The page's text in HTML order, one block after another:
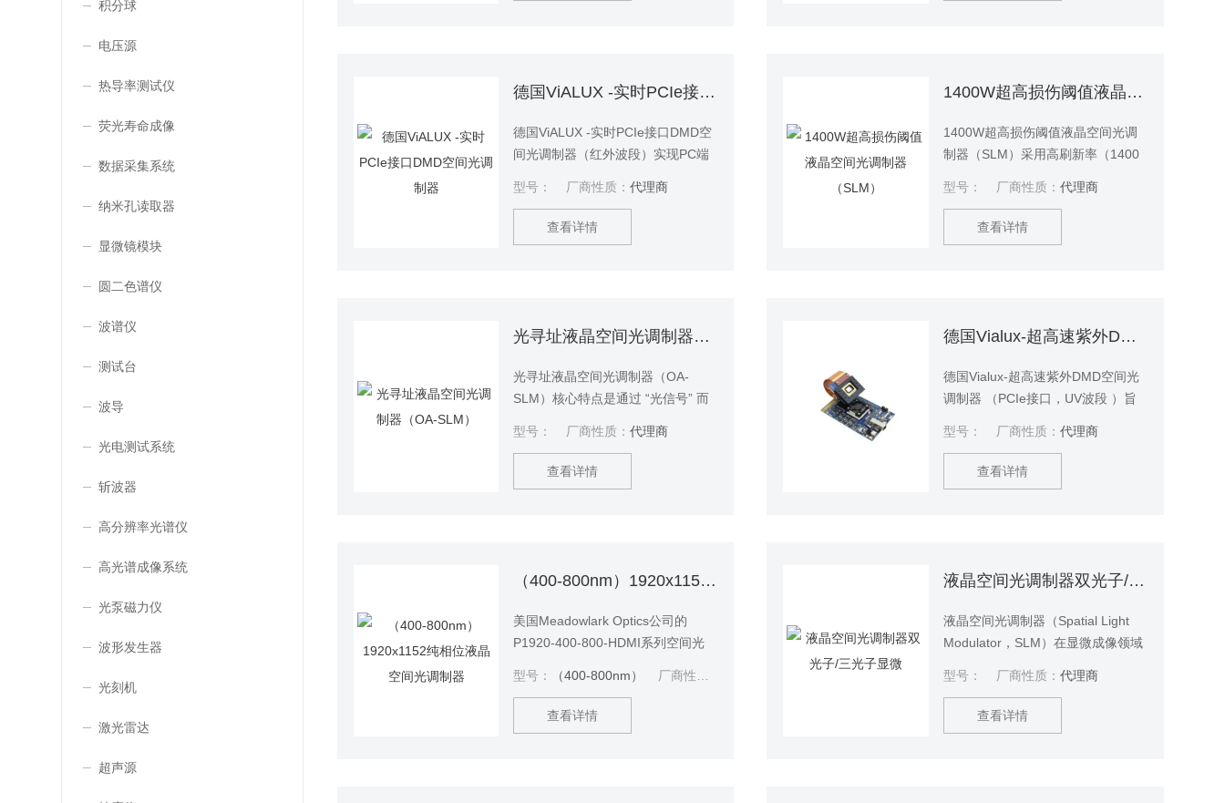
积分球
电压源
热导率测试仪
荧光寿命成像
数据采集系统
纳米孔读取器
显微镜模块
圆二色谱仪
波谱仪
测试台
波导
光电测试系统
斩波器
高分辨率光谱仪
高光谱成像系统
光泵磁力仪
波形发生器
光刻机
激光雷达
超声源
德国ViALUX -实时PCIe接口DMD空间光调制器
德国ViALUX -实时PCIe接口DMD空
间光调制器（红外波段）实现PC端
速度，支持流媒体数据传输，发挥
DLP芯片全部性能；调用PC端内
存，无数据存储量限制；动态数据
型号： 厂商性质：代理商
查看详情
1400W超高损伤阈值液晶空间光调制器（SLM）
1400W超高损伤阈值液晶空间光调
制器（SLM）采用高刷新率（1400
用户提供了均衡的响应时间和高相
位稳定性。
型号： 厂商性质：代理商
查看详情
光寻址液晶空间光调制器（OA-SLM）
光寻址液晶空间光调制器（OA-
SLM）核心特点是通过 “光信号” 而
制调制单元的状态），因此具有非
接触式、并行处理等优势，在光学
信息处理、激光加工、全息技术等
型号： 厂商性质：代理商
查看详情
德国Vialux-超高速紫外DMD空间光调制器
德国Vialux-超高速紫外DMD空间光
调制器 （PCIe接口，UV波段 ）旨
乎无限的PC内存（如SSD）实现超
低延迟流。超高速紫外DMD空间光
调制器在动态数据处理方面也表现
设定了新接口。
型号： 厂商性质：代理商
查看详情
（400-800nm）1920x1152纯相位液晶空间光调制器
美国Meadowlark Optics公司的
P1920-400-800-HDMI系列空间光
式，具有非常好的相位稳定性，在
光学领域有着非常广泛的应用，现
已在科研实验室广泛使用。纯相位
型号： （400-800nm） 厂商性质：
查看详情
液晶空间光调制器双光子/三光子显微
液晶空间光调制器（Spatial Light
Modulator，SLM）在显微成像领域
和可编程神经元激发。 空间光调制
器是高分辨率的相位调制器，能够
创建复杂的相位图，在三维（3D）
型号： 厂商性质：代理商
查看详情